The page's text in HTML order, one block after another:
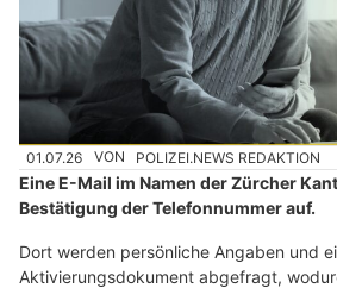
01.07.26 VON POLIZEI.NEWS REDAKTION
Eine E-Mail im Namen der Zürcher
Bestätigung der Telefonnummer auf.
Dort werden persönliche Angaben und
Aktivierungsdokument abgefragt,